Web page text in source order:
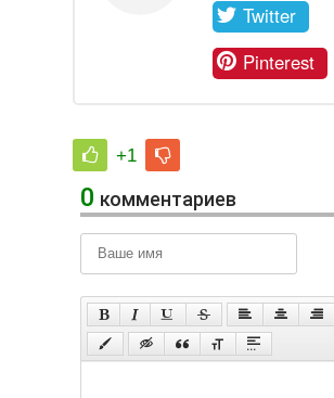
Twitter
Pinterest
+1
0 комментариев